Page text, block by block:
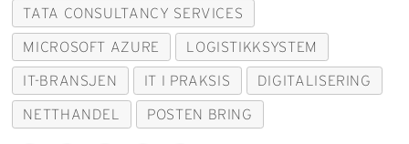
TATA CONSULTANCY SERVICES
MICROSOFT AZURE LOGISTIKKSYSTEM
IT-BRANSJEN IT I PRAKSIS DIGITALISERING
NETTHANDEL POSTEN BRING